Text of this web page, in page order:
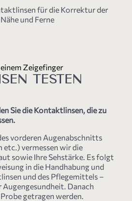
für die Korrektur der
und Ferne
TESTEN
Sie die Kontaktlinsen, die zu
vorderen Augenabschnitts
vermessen wir die
sowie Ihre Sehstärke. Es folgt
in die Handhabung und
und des Pflegemittels –
Augengesundheit. Danach
getragen werden.